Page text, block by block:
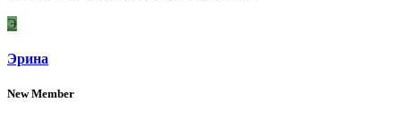
Э
Эрина
New Member